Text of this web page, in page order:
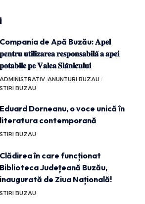
Compania de Apă Buzău: 𝐀𝐩𝐞𝐥
𝐩𝐞𝐧𝐭𝐫𝐮 𝐮𝐭𝐢𝐥𝐢𝐳𝐚𝐫𝐞𝐚 𝐫𝐞𝐬𝐩𝐨𝐧𝐬𝐚𝐛𝐢𝐥𝐚̆ 𝐚 𝐚𝐩𝐞𝐢
𝐩𝐨𝐭𝐚𝐛𝐢𝐥𝐞 𝐩𝐞 𝐕𝐚𝐥𝐞𝐚 𝐒𝐥𝐚̆𝐧𝐢𝐜𝐮𝐥𝐮𝐢
ADMINISTRATIV ANUNTURI BUZAU
STIRI BUZAU
Eduard Dorneanu, o voce unică în
literatura contemporană
STIRI BUZAU
Clădirea în care funcționat
Biblioteca Județeană Buzău,
inaugurată de Ziua Națională!
STIRI BUZAU